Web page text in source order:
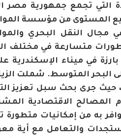
التي تجمع جمهورية مصر
المستوى من مؤسسة
مجال النقل البحري
متسارعة في مختلف
في ميناء الإسكندرية
البحر المتوسط. شملت
حيث جرى بحث سبل تعزيز
المصالح الاقتصادية
به من إمكانيات
والتعامل مع أية